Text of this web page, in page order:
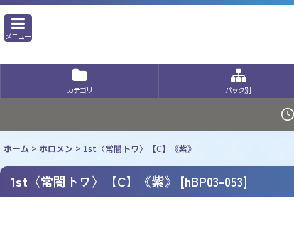
メニュー
カテゴリ パック別
ホーム > ホロメン > 1st〈常闇トワ〉【C】《紫》
1st〈常闇トワ〉【C】《紫》 [hBP03-053]